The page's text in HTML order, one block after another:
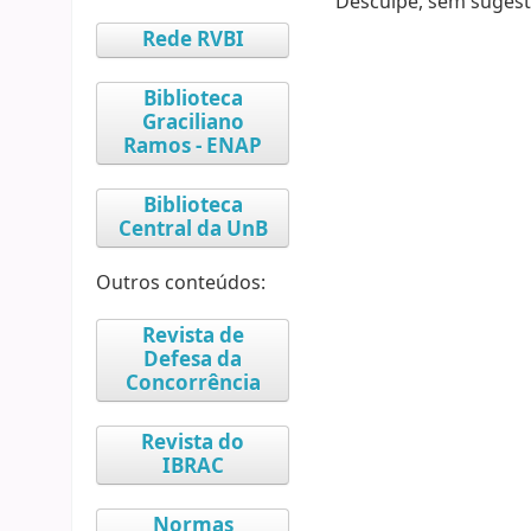
Rede RVBI
Biblioteca
Graciliano
Ramos - ENAP
Biblioteca
Central da UnB
Outros conteúdos:
Revista de
Defesa da
Concorrência
Revista do
IBRAC